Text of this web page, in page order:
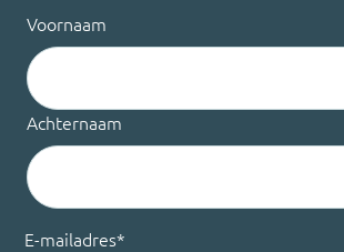
Voornaam
Achternaam
E-mailadres*